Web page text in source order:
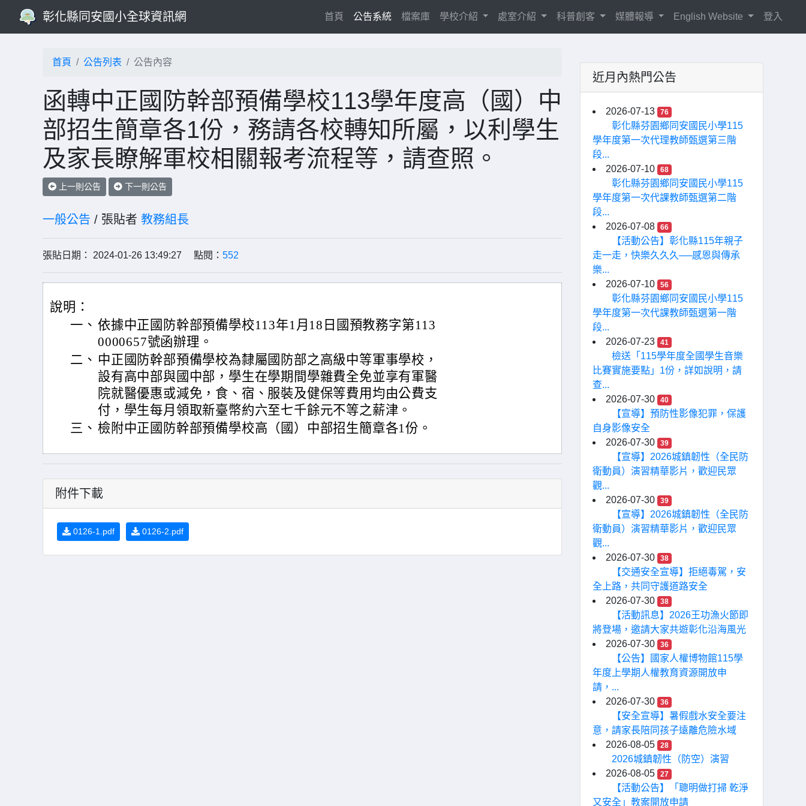
彰化縣同安國小全球資訊網 首頁(current)
公告系統 檔案庫 學校介紹 處室介紹 科普創客 媒體報導 English Website 登入
首頁 公告列表 公告內容
函轉中正國防幹部預備學校113學年度高（國）中
部招生簡章各1份，務請各校轉知所屬，以利學生
及家長瞭解軍校相關報考流程等，請查照。
上一則公告 下一則公告
一般公告 / 張貼者 教務組長
張貼日期： 2024-01-26 13:49:27 點閱： 552
說明：
一、 依據中正國防幹部預備學校113年1月18日國預教務字第113
0000657號函辦理。
二、 中正國防幹部預備學校為隸屬國防部之高級中等軍事學校，
設有高中部與國中部，學生在學期間學雜費全免並享有軍醫
院就醫優惠或減免，食、宿、服裝及健保等費用均由公費支
付，學生每月領取新臺幣約六至七千餘元不等之薪津。
三、 檢附中正國防幹部預備學校高（國）中部招生簡章各1份。
附件下載
0126-1.pdf 0126-2.pdf
近月內熱門公告
2026-07-13 76
彰化縣芬園鄉同安國民小學115
學年度第一次代理教師甄選第三階
段...
2026-07-10
68
彰化縣芬園鄉同安國民小學115
學年度第一次代課教師甄選第二階
段...
2026-07-08
66
【活動公告】彰化縣115年親子
走一走，快樂久久久──感恩與傳承
樂...
2026-07-10
56
彰化縣芬園鄉同安國民小學115
學年度第一次代課教師甄選第一階
段...
2026-07-23
41
檢送「115學年度全國學生音樂
比賽實施要點」1份，詳如說明，請
查...
2026-07-30
40
【宣導】預防性影像犯罪，保護
自身影像安全
2026-07-30
39
【宣導】2026城鎮韌性（全民防
衛動員）演習精華影片，歡迎民眾
觀...
2026-07-30
39
【宣導】2026城鎮韌性（全民防
衛動員）演習精華影片，歡迎民眾
觀...
2026-07-30
38
【交通安全宣導】拒絕毒駕，安
全上路，共同守護道路安全
2026-07-30
38
【活動訊息】2026王功漁火節即
將登場，邀請大家共遊彰化沿海風光
2026-07-30
36
【公告】國家人權博物館115學
年度上學期人權教育資源開放申
請，...
2026-07-30
36
【安全宣導】暑假戲水安全要注
意，請家長陪同孩子遠離危險水域
2026-08-05
28
2026城鎮韌性（防空）演習
2026-08-05
27
【活動公告】「聰明做打掃 乾淨
又安全」教案開放申請